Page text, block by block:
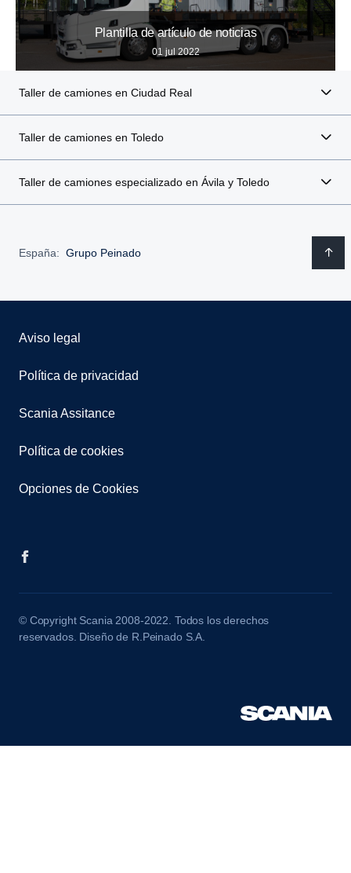
Plantilla de artículo de noticias
01 jul 2022
Taller de camiones en Ciudad Real
Taller de camiones en Toledo
Taller de camiones especializado en Ávila y Toledo
España: Grupo Peinado
Aviso legal
Política de privacidad
Scania Assitance
Política de cookies
Opciones de Cookies
© Copyright Scania 2008-2022. Todos los derechos
reservados. Diseño de R.Peinado S.A.